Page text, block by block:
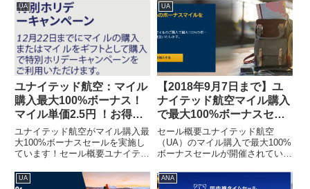
UA
ユナイテッド航空：マイル
購入最大100%ボーナス！
マイル単価2.5円 ！お得に
ANA特典航空券
ユナイテッド航空がマイル購入最
大100%ボーナスセールを実施し
ています！セール概要ユナイテッ
大100％ボーナスセールが開催さ
れています。（UA HPから引
UA
【2018年9月7日まで】ユ
ナイテッド航空マイル購入
で最大100%ボーナスセー
ル開催（最大単価2.0円/マ
イル）：直近では最安!
セール概要ユナイテッド航空
（UA）のマイル購入で最大100%
ボーナスセールが開催されていま
ナス割合が変わります。・5,000
～14,000マイル購入で30％のボ
UA ANA